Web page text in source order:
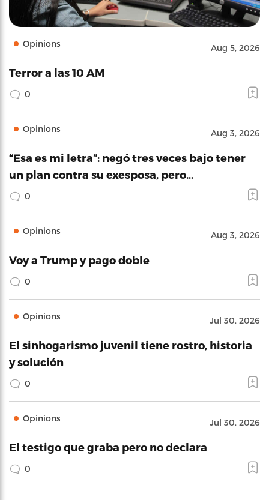
Opinions Aug 5, 2026
Terror a las 10 AM
0
Opinions Aug 3, 2026
“Esa es mi letra”: negó tres veces bajo tener
un plan contra su exesposa, pero…
0
Opinions Aug 3, 2026
Voy a Trump y pago doble
0
Opinions Jul 30, 2026
El sinhogarismo juvenil tiene rostro, historia
y solución
0
Opinions Jul 30, 2026
El testigo que graba pero no declara
0